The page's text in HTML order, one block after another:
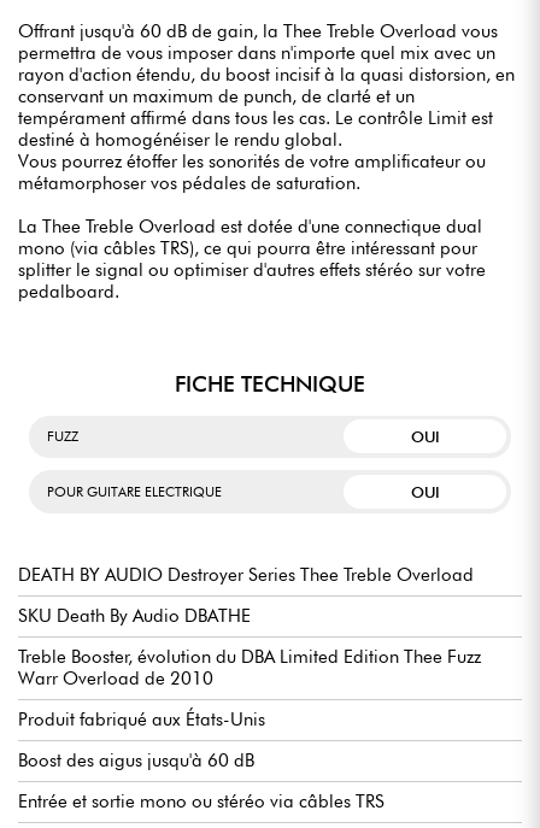
Offrant jusqu'à 60 dB de gain, la Thee Treble Overload vous
permettra de vous imposer dans n'importe quel mix avec un
rayon d'action étendu, du boost incisif à la quasi distorsion, en
conservant un maximum de punch, de clarté et un
tempérament affirmé dans tous les cas. Le contrôle Limit est
destiné à homogénéiser le rendu global.
Vous pourrez étoffer les sonorités de votre amplificateur ou
métamorphoser vos pédales de saturation.
La Thee Treble Overload est dotée d'une connectique dual
mono (via câbles TRS), ce qui pourra être intéressant pour
splitter le signal ou optimiser d'autres effets stéréo sur votre
pedalboard.
FICHE TECHNIQUE
FUZZ OUI
POUR GUITARE ELECTRIQUE OUI
DEATH BY AUDIO Destroyer Series Thee Treble Overload
SKU Death By Audio DBATHE
Treble Booster, évolution du DBA Limited Edition Thee Fuzz
Warr Overload de 2010
Produit fabriqué aux États-Unis
Boost des aigus jusqu'à 60 dB
Entrée et sortie mono ou stéréo via câbles TRS